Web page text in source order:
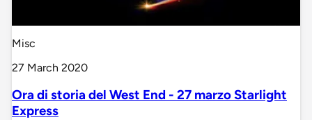
Misc
27 March 2020
Ora di storia del West End - 27 marzo Starlight
Express